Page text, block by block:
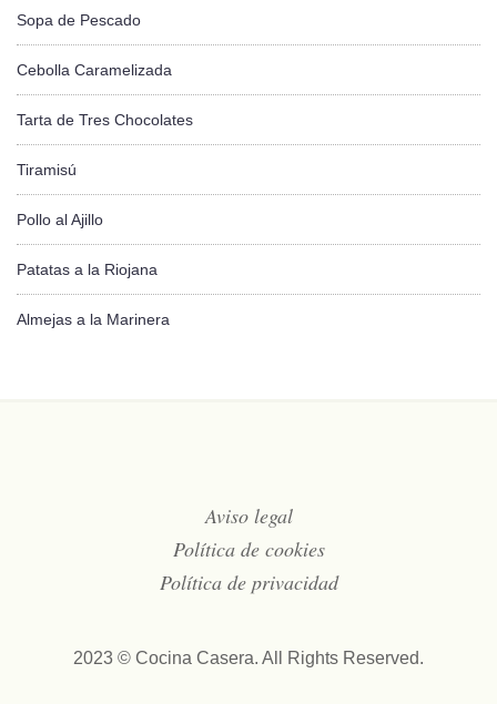
Sopa de Pescado
Cebolla Caramelizada
Tarta de Tres Chocolates
Tiramisú
Pollo al Ajillo
Patatas a la Riojana
Almejas a la Marinera
Aviso legal
Política de cookies
Política de privacidad
2023 © Cocina Casera. All Rights Reserved.